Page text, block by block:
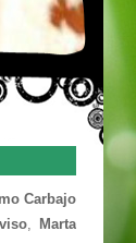
Carbajo
,
Marta